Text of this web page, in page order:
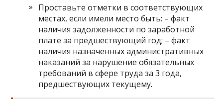
Проставьте отметки в соответствующих
местах, если имели место быть: – факт
наличия задолженности по заработной
плате за предшествующий год; – факт
наличия назначенных административных
наказаний за нарушение обязательных
требований в сфере труда за 3 года,
предшествующих текущему.